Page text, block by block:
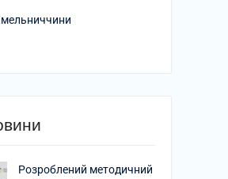
Розроблений методичний